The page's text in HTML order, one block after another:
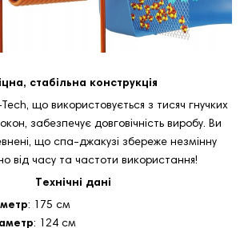
стабільна конструкція
Tech, що використовується з тисяч гнучких
забезпечує довговічність виробу. Ви
що спа-джакузі збереже незмінну
від часу та частоти використання!
Технічні дані
: 175 см
: 124 см